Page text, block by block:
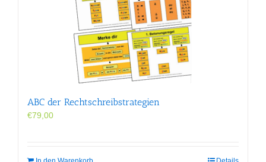
auf
der
Produktseite
gewählt
werden
ABC der Rechtschreibstrategien
€79,00